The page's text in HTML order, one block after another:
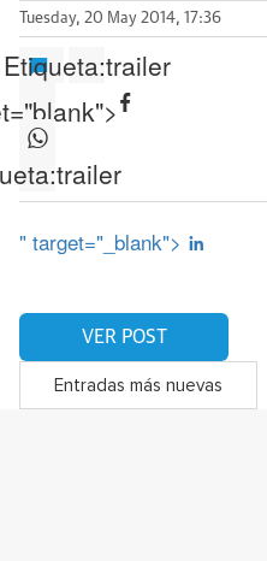
Tuesday, 20 May 2014, 17:36
Etiqueta:trailer
trailer
" target="_blank">
VER POST
Entradas más nuevas